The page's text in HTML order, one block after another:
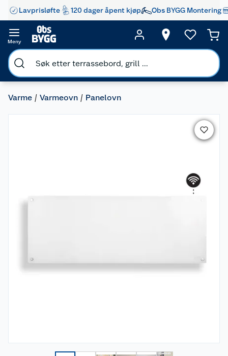
Lavprisløfte 120 dager åpent kjøp Obs BYGG Montering
Meny
Varme Varmeovn Panelovn